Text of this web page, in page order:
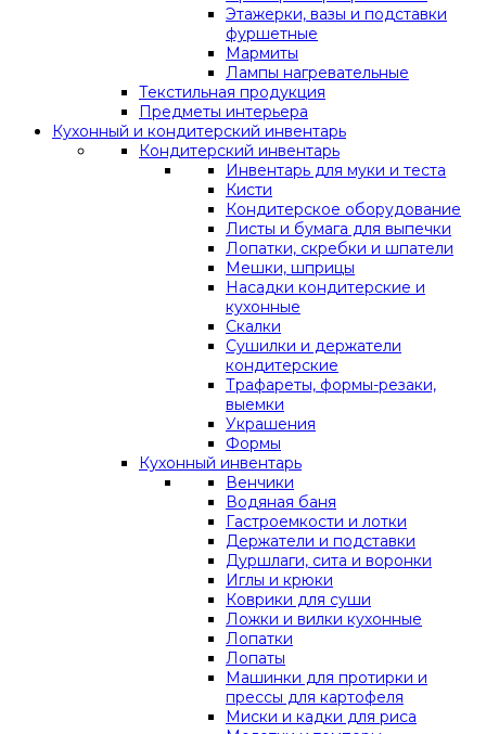
Этажерки, вазы и подставки
фуршетные
Мармиты
Лампы нагревательные
Текстильная продукция
Предметы интерьера
Кухонный и кондитерский инвентарь
Кондитерский инвентарь
Инвентарь для муки и теста
Кисти
Кондитерское оборудование
Листы и бумага для выпечки
Лопатки, скребки и шпатели
Мешки, шприцы
Насадки кондитерские и
кухонные
Скалки
Сушилки и держатели
кондитерские
Трафареты, формы-резаки,
выемки
Украшения
Формы
Кухонный инвентарь
Венчики
Водяная баня
Гастроемкости и лотки
Держатели и подставки
Дуршлаги, сита и воронки
Иглы и крюки
Коврики для суши
Ложки и вилки кухонные
Лопатки
Лопаты
Машинки для протирки и
прессы для картофеля
Миски и кадки для риса